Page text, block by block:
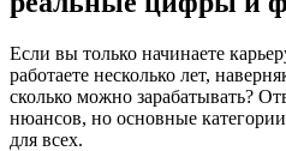
Если вы только начинаете
работаете несколько лет,
сколько можно зарабатывать?
нюансов, но основные
для всех.